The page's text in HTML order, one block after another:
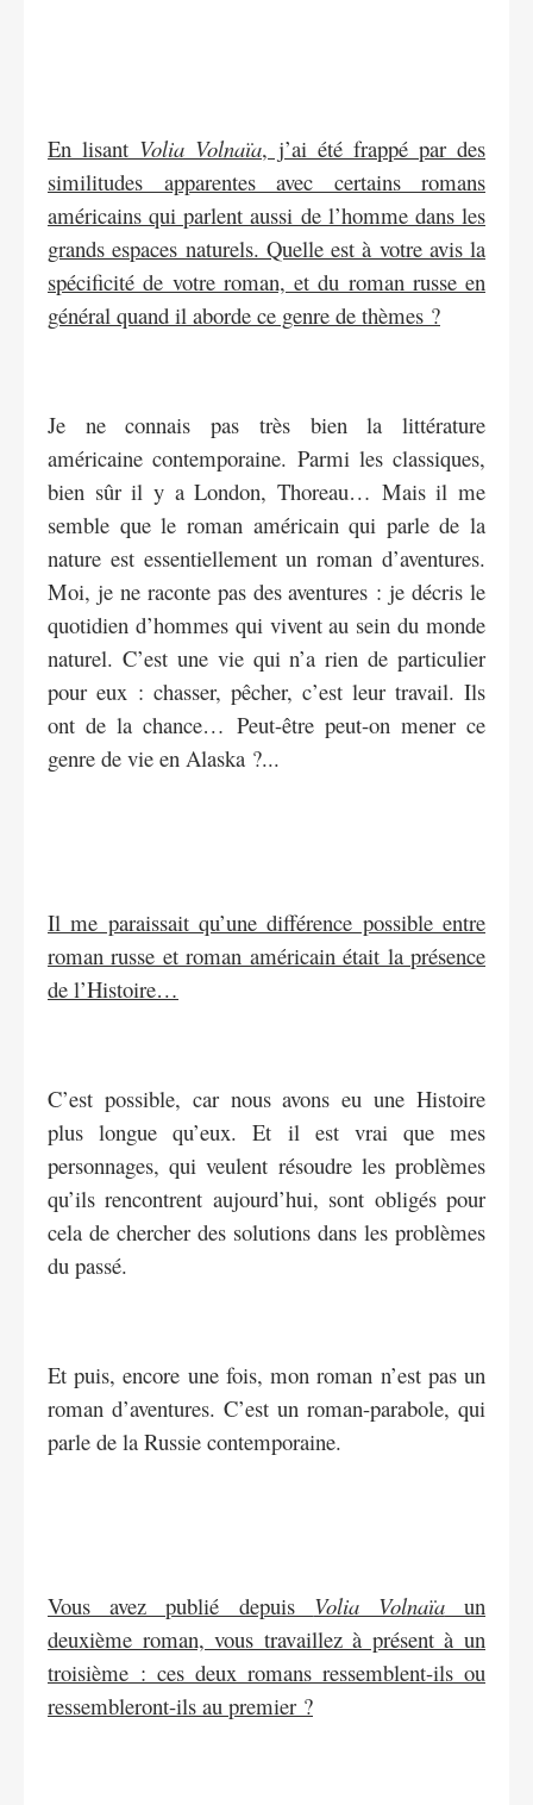
En lisant Volia Volnaïa, j’ai été frappé par des
similitudes apparentes avec certains romans
américains qui parlent aussi de l’homme dans les
grands espaces naturels. Quelle est à votre avis la
spécificité de votre roman, et du roman russe en
général quand il aborde ce genre de thèmes ?
Je ne connais pas très bien la littérature
américaine contemporaine. Parmi les classiques,
bien sûr il y a London, Thoreau… Mais il me
semble que le roman américain qui parle de la
nature est essentiellement un roman d’aventures.
Moi, je ne raconte pas des aventures : je décris le
quotidien d’hommes qui vivent au sein du monde
naturel. C’est une vie qui n’a rien de particulier
pour eux : chasser, pêcher, c’est leur travail. Ils
ont de la chance… Peut-être peut-on mener ce
genre de vie en Alaska ?...
Il me paraissait qu’une différence possible entre
roman russe et roman américain était la présence
de l’Histoire…
C’est possible, car nous avons eu une Histoire
plus longue qu’eux. Et il est vrai que mes
personnages, qui veulent résoudre les problèmes
qu’ils rencontrent aujourd’hui, sont obligés pour
cela de chercher des solutions dans les problèmes
du passé.
Et puis, encore une fois, mon roman n’est pas un
roman d’aventures. C’est un roman-parabole, qui
parle de la Russie contemporaine.
Vous avez publié depuis Volia Volnaïaun
deuxième roman, vous travaillez à présent à un
troisième : ces deux romans ressemblent-ils ou
ressembleront-ils au premier ?